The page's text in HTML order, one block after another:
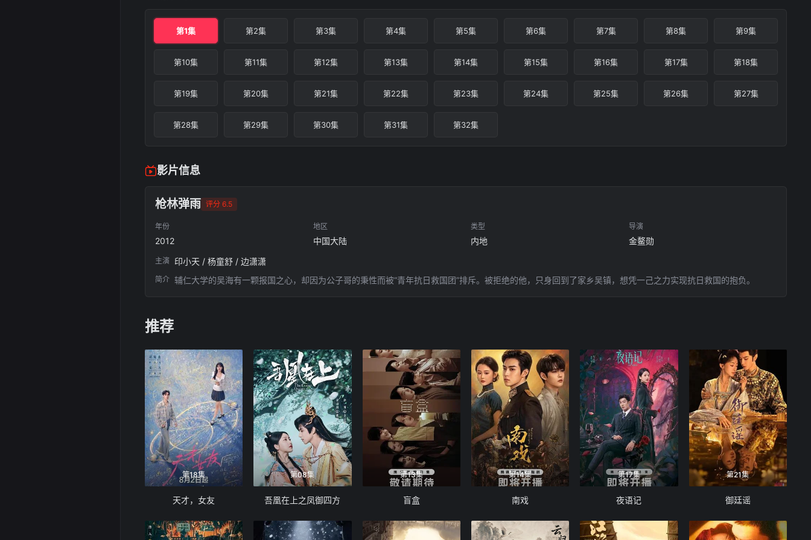
第1集 第2集 第3集 第4集 第5集 第6集 第7集 第8集 第9集
第10集 第11集 第12集 第13集 第14集 第15集 第16集 第17集 第18集
第19集 第20集 第21集 第22集 第23集 第24集 第25集 第26集 第27集
第28集 第29集 第30集 第31集 第32集
影片信息
枪林弹雨 评分 6.5
年份
2012
地区
中国大陆
类型
内地
导演
金鳌勋
主演 印小天 / 杨童舒 / 边潇潇
简介 辅仁大学的吴海有一颗报国之心，却因为公子哥的秉性而被“青年抗日救国团”排斥。被拒绝的他，只身回到了家乡吴镇，想凭一己之力实现抗日救国的抱负。
推荐
第18集
天才，女友
第08集
吾凰在上之凤御四方
第13集
盲盒
第14集
南戏
第17集
夜语记
第21集
御廷谣